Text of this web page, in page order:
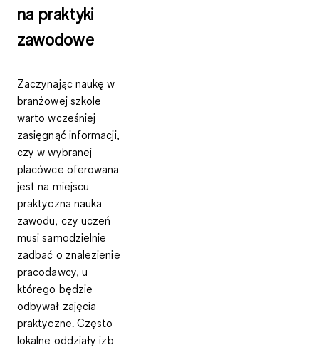
na praktyki
zawodowe
Zaczynając naukę w
branżowej szkole
warto wcześniej
zasięgnąć informacji,
czy w wybranej
placówce oferowana
jest na miejscu
praktyczna nauka
zawodu, czy uczeń
musi samodzielnie
zadbać o znalezienie
pracodawcy, u
którego będzie
odbywał zajęcia
praktyczne. Często
lokalne oddziały izb